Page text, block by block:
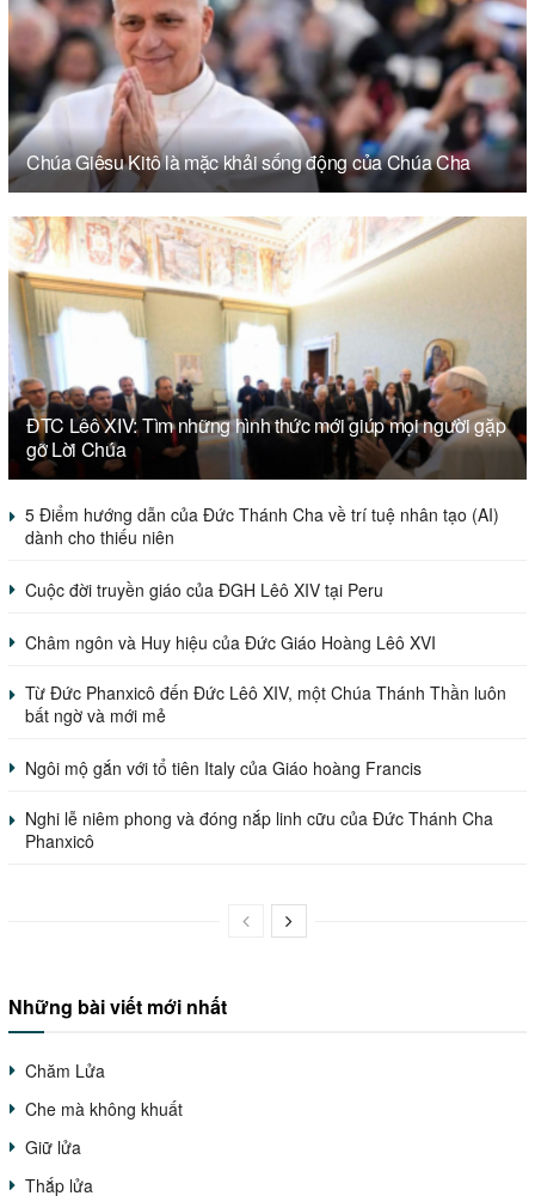
Chúa Giêsu Kitô là mặc khải sống động của Chúa Cha
ĐTC Lêô XIV: Tìm những hình thức mới giúp mọi người gặp
gỡ Lời Chúa
5 Điểm hướng dẫn của Đức Thánh Cha về trí tuệ nhân tạo (AI)
dành cho thiếu niên
Cuộc đời truyền giáo của ĐGH Lêô XIV tại Peru
Châm ngôn và Huy hiệu của Đức Giáo Hoàng Lêô XVI
Từ Đức Phanxicô đến Đức Lêô XIV, một Chúa Thánh Thần luôn
bất ngờ và mới mẻ
Ngôi mộ gắn với tổ tiên Italy của Giáo hoàng Francis
Nghi lễ niêm phong và đóng nắp linh cữu của Đức Thánh Cha
Phanxicô
Những bài viết mới nhất
Chăm Lửa
Che mà không khuất
Giữ lửa
Thắp lửa